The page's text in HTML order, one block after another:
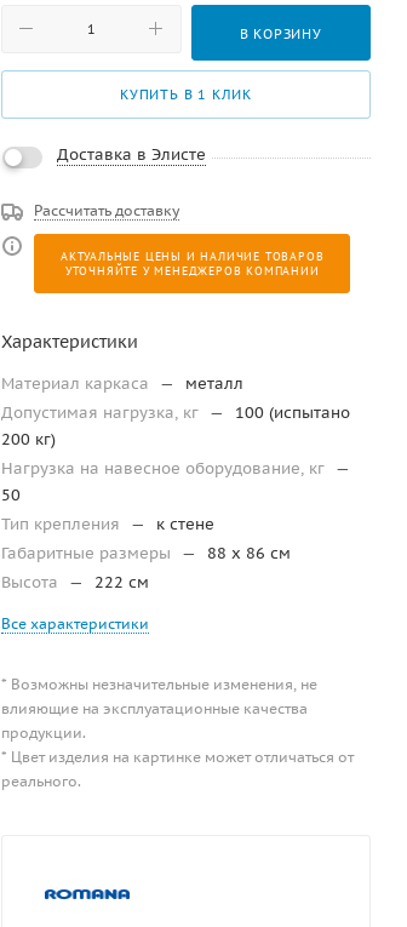
В КОРЗИНУ
КУПИТЬ В 1 КЛИК
Доставка в Элисте
Рассчитать доставку
АКТУАЛЬНЫЕ ЦЕНЫ И НАЛИЧИЕ ТОВАРОВ
УТОЧНЯЙТЕ У МЕНЕДЖЕРОВ КОМПАНИИ
Характеристики
Материал каркаса —
металл
Допустимая нагрузка, кг —
100 (испытано
200 кг)
Нагрузка на навесное оборудование, кг —
50
Тип крепления
—
к стене
Габаритные размеры
—
88 x 86 см
Высота
— 222 см
Все характеристики
* Возможны незначительные изменения, не
влияющие на эксплуатационные качества
продукции.
* Цвет изделия на картинке может отличаться от
реального.